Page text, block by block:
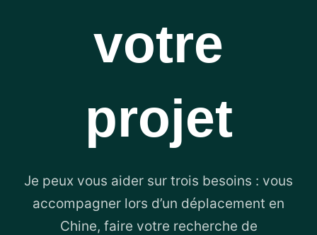
votre
projet
Je peux vous aider sur trois besoins : vous
accompagner lors d’un déplacement en
Chine, faire votre recherche de